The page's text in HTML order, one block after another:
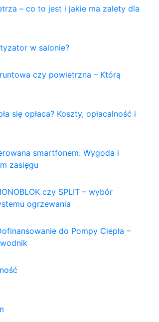
– co to jest i jakie ma zalety dla
w salonie?
czy powietrzna – Którą
się opłaca? Koszty, opłacalność i
smartfonem: Wygoda i
zasięgu
czy SPLIT – wybór
ogrzewania
do Pompy Ciepła –